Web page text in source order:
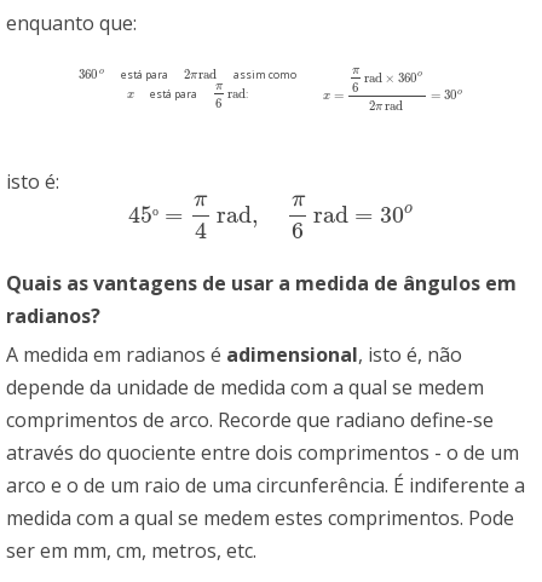
enquanto que:
360 o
360o está para 2πrad
rad assim como
x
x está para
π
6
rad
rad : x =
π
6
rad × 360o
2π rad
= 30o
rad× 360o2πrad=30o
isto é:
45º =
π
4
rad,
π
6
rad = 30o
45º=π4 rad, π6 rad= 30o
Quais as vantagens de usar a medida de ângulos em
radianos?
A medida em radianos é adimensional, isto é, não
depende da unidade de medida com a qual se medem
comprimentos de arco. Recorde que radiano define-se
através do quociente entre dois comprimentos - o de um
arco e o de um raio de uma circunferência. É indiferente a
medida com a qual se medem estes comprimentos. Pode
ser em mm, cm, metros, etc.